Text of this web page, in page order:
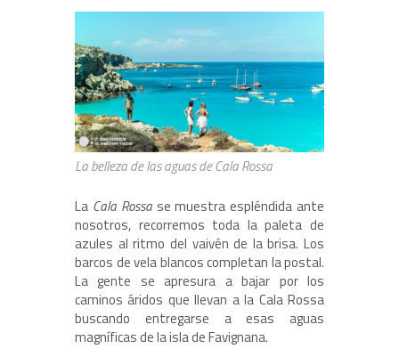
La belleza de las aguas de Cala Rossa
La Cala Rossase muestra espléndida ante
nosotros, recorremos toda la paleta de
azules al ritmo del vaivén de la brisa. Los
barcos de vela blancos completan la postal.
La gente se apresura a bajar por los
caminos áridos que llevan a la Cala Rossa
buscando entregarse a esas aguas
magníficas de la isla de Favignana.